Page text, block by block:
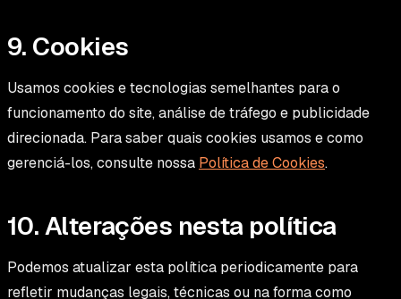
9. Cookies
Usamos cookies e tecnologias semelhantes para o
funcionamento do site, análise de tráfego e publicidade
direcionada. Para saber quais cookies usamos e como
gerenciá-los, consulte nossa Política de Cookies.
10. Alterações nesta política
Podemos atualizar esta política periodicamente para
refletir mudanças legais, técnicas ou na forma como